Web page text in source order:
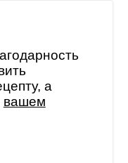
а
вашем